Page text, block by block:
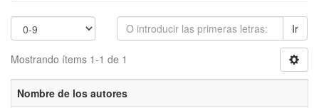
Ir
Mostrando ítems 1-1 de 1
Nombre de los autores